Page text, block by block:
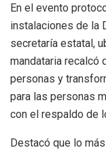
En el evento
instalaciones de la
secretaría estatal,
mandataria recalcó
personas y
para las personas
con el respaldo de
Destacó que lo